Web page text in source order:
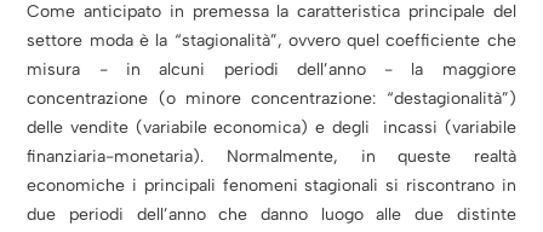
Come anticipato in premessa la caratteristica principale del
settore moda è la “stagionalità”, ovvero quel coefficiente che
misura - in alcuni periodi dell’anno - la maggiore
concentrazione (o minore concentrazione: “destagionalità”)
delle vendite (variabile economica) e degli incassi (variabile
finanziaria-monetaria). Normalmente, in queste realtà
economiche i principali fenomeni stagionali si riscontrano in
due periodi dell’anno che danno luogo alle due distinte